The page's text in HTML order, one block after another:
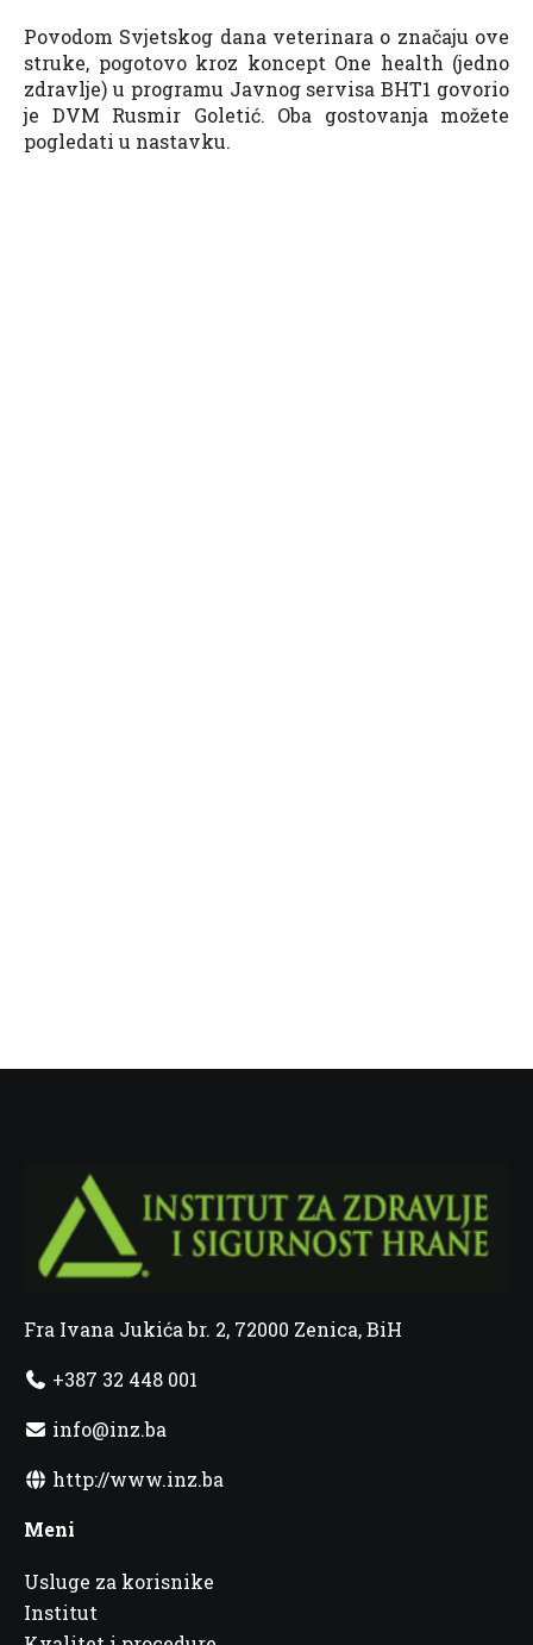
Povodom Svjetskog dana veterinara o značaju ove
struke, pogotovo kroz koncept One health (jedno
zdravlje) u programu Javnog servisa BHT1 govorio
je DVM Rusmir Goletić. Oba gostovanja možete
pogledati u nastavku.
Fra Ivana Jukića br. 2, 72000 Zenica, BiH
+387 32 448 001
info@inz.ba
http://www.inz.ba
Meni
Usluge za korisnike
Institut